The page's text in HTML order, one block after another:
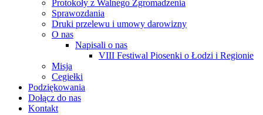
Protokoły z Walnego Zgromadzenia
Sprawozdania
Druki przelewu i umowy darowizny
O nas
Napisali o nas
VIII Festiwal Piosenki o Łodzi i Regionie
Misja
Cegiełki
Podziękowania
Dołącz do nas
Kontakt